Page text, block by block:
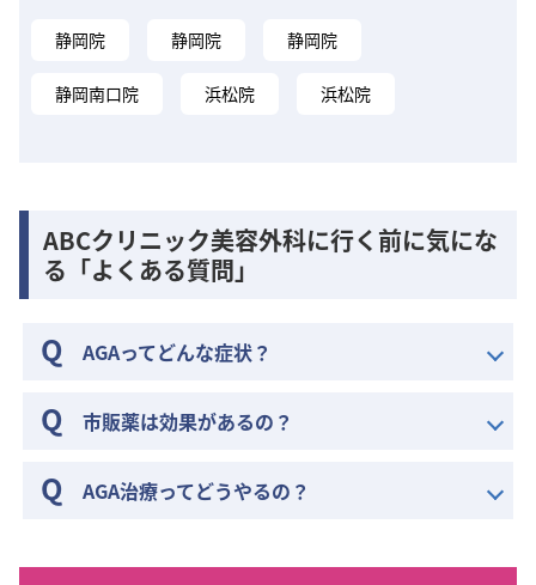
静岡院 静岡院 静岡院
静岡南口院 浜松院 浜松院
ABCクリニック美容外科に行く前に気にな
る「よくある質問」
AGAってどんな症状？
市販薬は効果があるの？
AGA治療ってどうやるの？